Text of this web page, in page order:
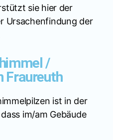
sie hier der
Ursachenfindung der
/
Fraureuth
ist in der
im/am Gebäude